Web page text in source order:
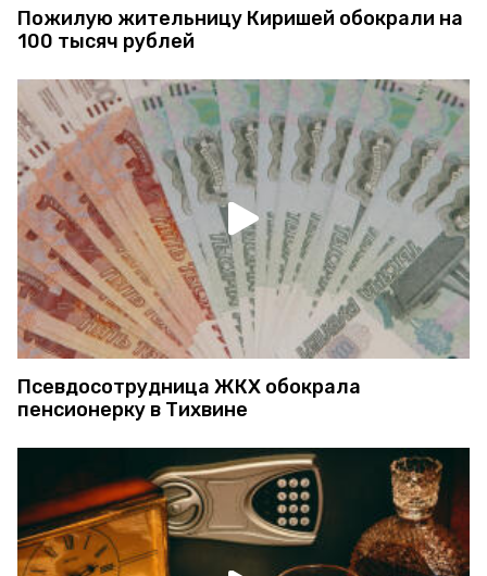
Пожилую жительницу Киришей обокрали на
100 тысяч рублей
Псевдосотрудница ЖКХ обокрала
пенсионерку в Тихвине